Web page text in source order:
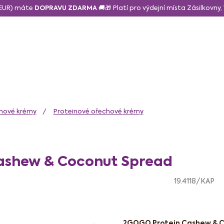
máte DOPRAVU ZDARMA🚚🎁 Platí pro výdejní místa Zásilkovny,
krémy Proteinové ořechové krémy
& Coconut Spread
19.4118/KAP